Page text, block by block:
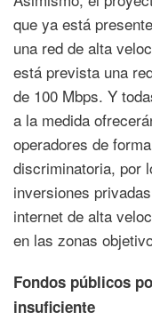
que ya está
una red de alta
está prevista una
de 100 Mbps. Y
a la medida
operadores de
discriminatoria, por
inversiones
internet de alta
en las zonas
Fondos públicos
insuficiente